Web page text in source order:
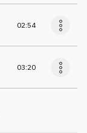
02:54
03:20